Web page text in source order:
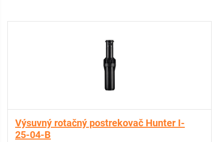
Výsuvný rotačný postrekovač Hunter I-
25-04-B